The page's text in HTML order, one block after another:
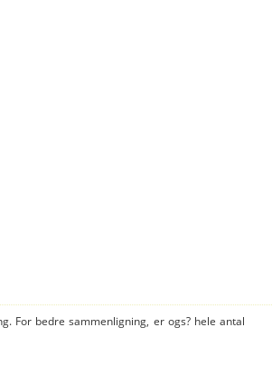
For bedre sammenligning, er ogs? hele antal